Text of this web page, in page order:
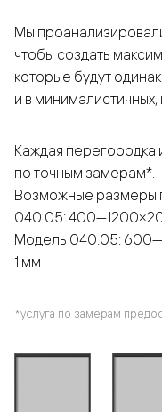
Мы
чтобы создать
которые будут
и в
Каждая перегородка
по точным замерам*.
Возможные размеры
040.05:
Модель 040.05:
1 мм
*услуга по замерам